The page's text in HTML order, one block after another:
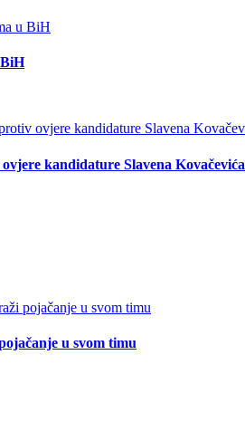
kandidature Slavena Kovačevića
u svom timu